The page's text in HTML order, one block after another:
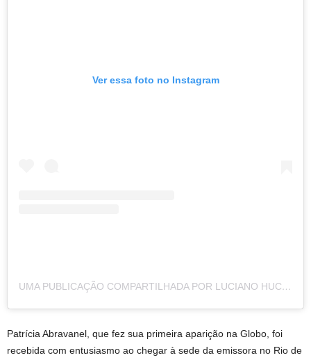
Ver essa foto no Instagram
UMA PUBLICAÇÃO COMPARTILHADA POR LUCIANO HUCK (@LUCIANOHUCK)
Patrícia Abravanel, que fez sua primeira aparição na Globo, foi
recebida com entusiasmo ao chegar à sede da emissora no Rio de